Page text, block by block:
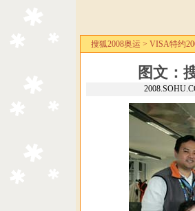
搜狐2008奥运 > VISA特约
图文：